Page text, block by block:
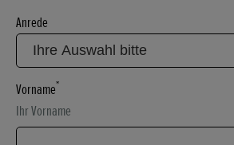
Anrede
Vorname*
Ihr Vorname